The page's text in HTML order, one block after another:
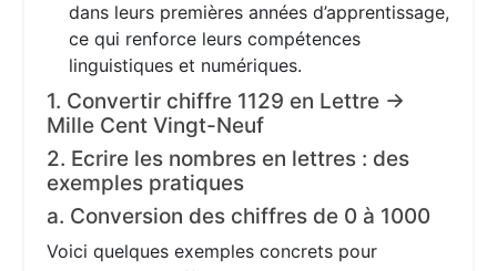
dans leurs premières années d’apprentissage,
ce qui renforce leurs compétences
linguistiques et numériques.
1. Convertir chiffre 1129 en Lettre →
Mille Cent Vingt-Neuf
2. Ecrire les nombres en lettres : des
exemples pratiques
a. Conversion des chiffres de 0 à 1000
Voici quelques exemples concrets pour